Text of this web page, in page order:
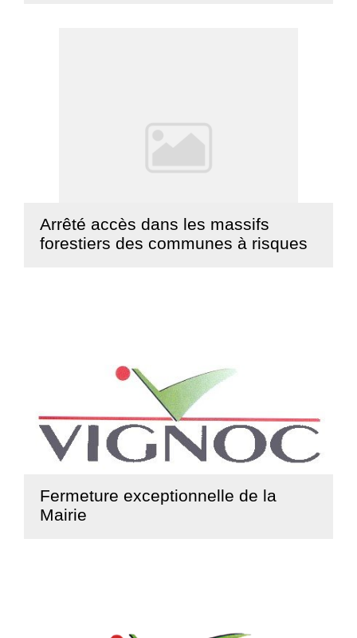
Arrêté accès dans les massifs
forestiers des communes à risques
Fermeture exceptionnelle de la
Mairie